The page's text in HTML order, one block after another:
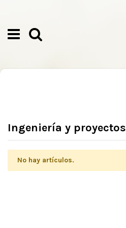
Ingeniería y proyectos
No hay artículos.